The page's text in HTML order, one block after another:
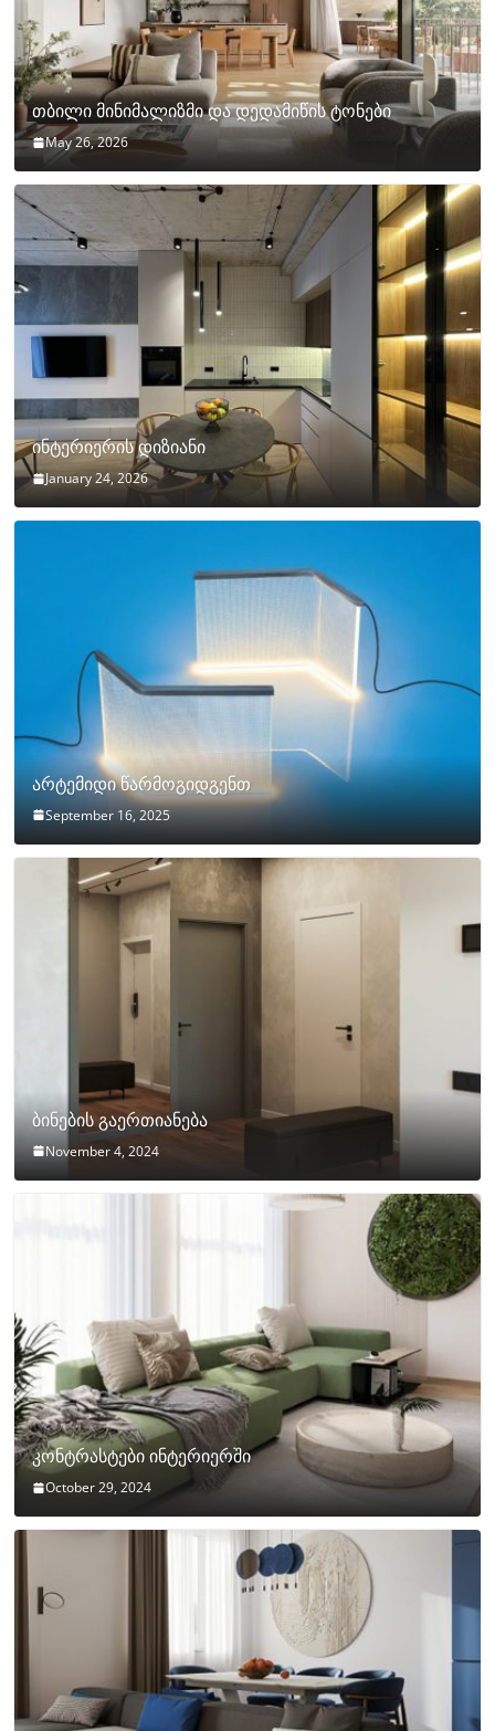
თბილი მინიმალიზმი და დედამიწის ტონები
May 26, 2026
ინტერიერის დიზიანი
January 24, 2026
არტემიდი წარმოგიდგენთ
September 16, 2025
ბინების გაერთიანება
November 4, 2024
კონტრასტები ინტერიერში
October 29, 2024